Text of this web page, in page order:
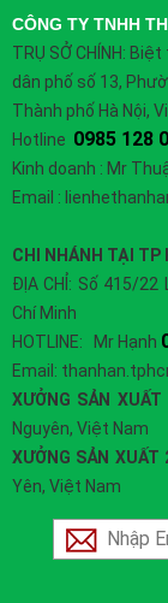
CÔNG TY TNHH
TRỤ SỞ CHÍNH: Biệt
dân phố số 13,
Thành phố Hà Nội,
Hotline 0985 128
Kinh doanh : Mr
Email :
CHI NHÁNH TẠI TP
ĐỊA CHỈ: Số 415/
Chí Minh
HOTLINE: Mr Hạnh
Email:
XƯỞNG SẢN XUẤT
Nguyên, Việt Nam
XƯỞNG SẢN XUẤT
Yên, Việt Nam